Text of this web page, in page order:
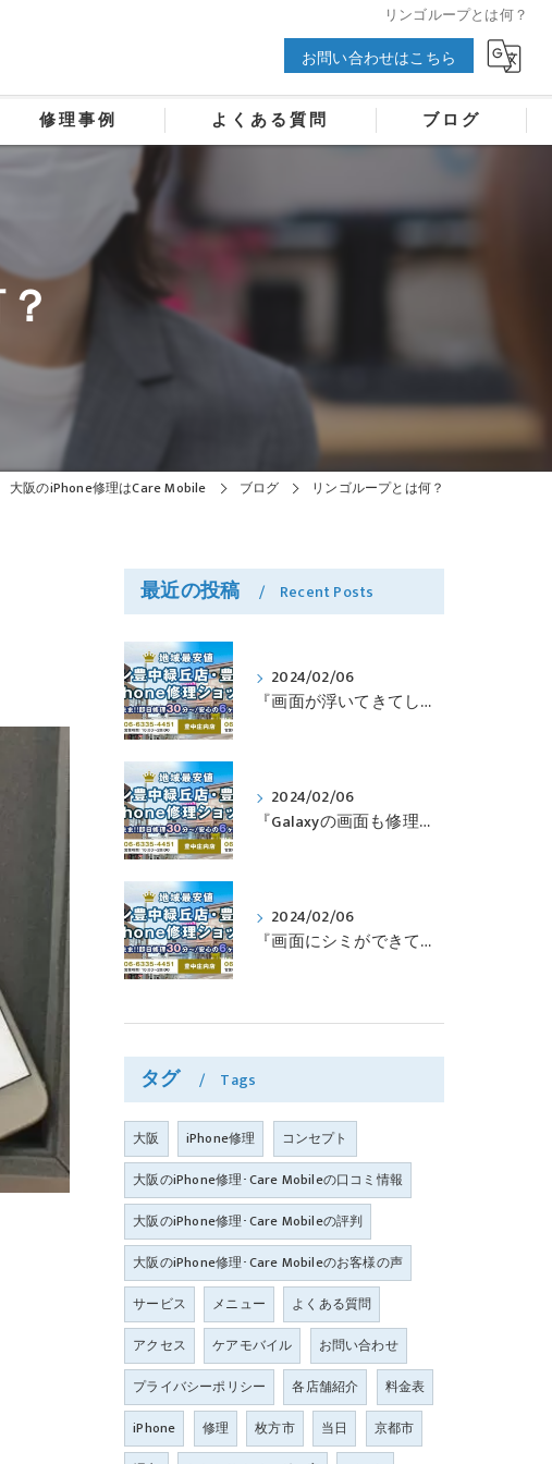
リンゴループとは何？
お問い合わせはこちら
修理事例 よくある質問 ブログ
大阪のiPhone修理はCare Mobile ブログ リンゴループとは何？
最近の投稿 Recent Posts
2024/02/06
『画面が浮いてきてしまったPixelも修理可能？』淀川区西三国よりバッテリー交換でご来店♪【Google Pixel5】
2024/02/06
『Galaxyの画面も修理できるって本当ですか？』豊中市服部本町より画面修理でご来店♪【Galaxy Note10+】
2024/02/06
『画面にシミができてしまったのも直せますか？』豊中市南桜塚より画面修理でご来店♪【iPhone11Pro】
タグ Tags
大阪 iPhone修理
コンセプト
大阪のiPhone修理･Care Mobileの口コミ情報
大阪のiPhone修理･Care Mobileの評判
大阪のiPhone修理･Care Mobileのお客様の声
サービス
メニュー
よくある質問
アクセス
ケアモバイル
お問い合わせ
プライバシーポリシー
各店舗紹介
料金表
iPhone
修理 枚方市 当日
京都市